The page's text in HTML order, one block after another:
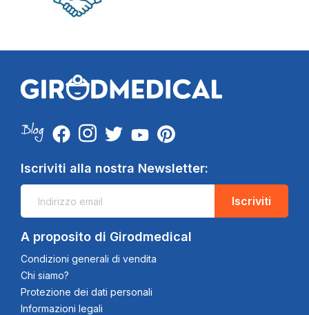
Iscriviti alla nostra Newsletter:
Iscriviti
A proposito di Girodmedical
Condizioni generali di vendita
Chi siamo?
Protezione dei dati personali
Informazioni legali